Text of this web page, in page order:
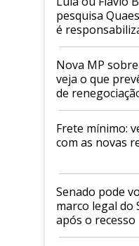
pesquisa
é
tarifaço dos
Nova MP
veja o que
de
Frete mínimo:
com as novas
Senado pode
marco legal do
após o recesso